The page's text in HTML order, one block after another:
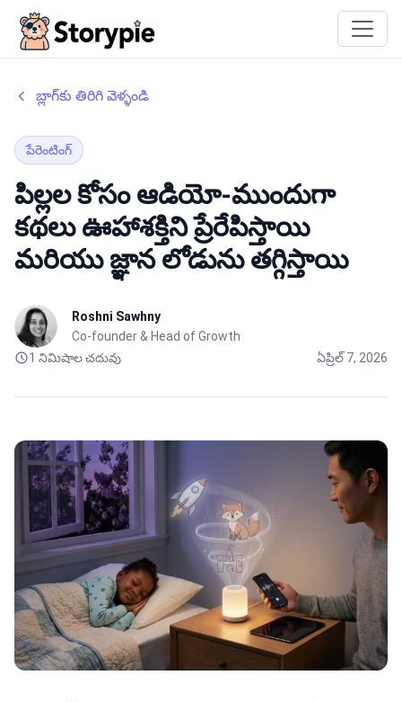
బ్లాగ్‌కు తిరిగి వెళ్ళండి
పేరెంటింగ్
పిల్లల కోసం ఆడియో-ముందుగా
కథలు ఊహాశక్తిని ప్రేరేపిస్తాయి
మరియు జ్ఞాన లోడును తగ్గిస్తాయి
Roshni Sawhny
Co-founder & Head of Growth
1 నిమిషాల చదువు
ఏప్రిల్ 7, 2026